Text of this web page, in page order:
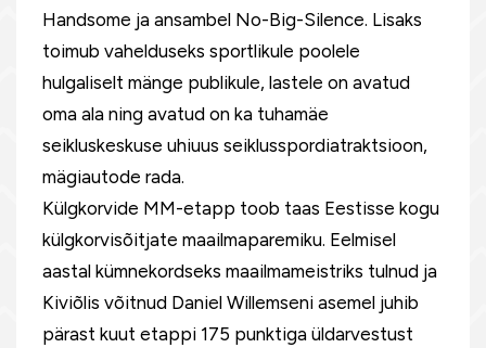
Handsome ja ansambel No-Big-Silence. Lisaks
toimub vahelduseks sportlikule poolele
hulgaliselt mänge publikule, lastele on avatud
oma ala ning avatud on ka tuhamäe
seikluskeskuse uhiuus seiklusspordiatraktsioon,
mägiautode rada.
Külgkorvide MM-etapp toob taas Eestisse kogu
külgkorvisõitjate maailmaparemiku. Eelmisel
aastal kümnekordseks maailmameistriks tulnud ja
Kiviõlis võitnud Daniel Willemseni asemel juhib
pärast kuut etappi 175 punktiga üldarvestust